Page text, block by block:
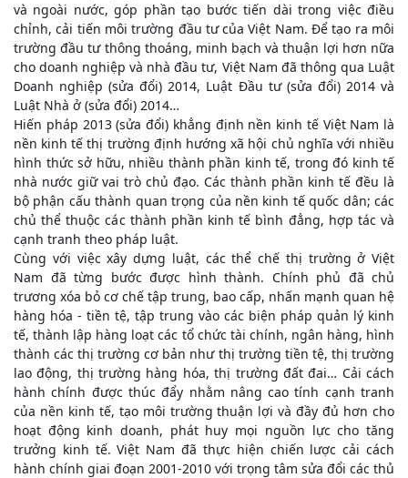
và ngoài nước, góp phần tạo bước tiến dài trong việc điều
chỉnh, cải tiến môi trường đầu tư của Việt Nam. Để tạo ra môi
trường đầu tư thông thoáng, minh bạch và thuận lợi hơn nữa
cho doanh nghiệp và nhà đầu tư, Việt Nam đã thông qua Luật
Doanh nghiệp (sửa đổi) 2014, Luật Đầu tư (sửa đổi) 2014 và
Luật Nhà ở (sửa đổi) 2014…
Hiến pháp 2013 (sửa đổi) khẳng định nền kinh tế Việt Nam là
nền kinh tế thị trường định hướng xã hội chủ nghĩa với nhiều
hình thức sở hữu, nhiều thành phần kinh tế, trong đó kinh tế
nhà nước giữ vai trò chủ đạo. Các thành phần kinh tế đều là
bộ phận cấu thành quan trọng của nền kinh tế quốc dân; các
chủ thể thuộc các thành phần kinh tế bình đẳng, hợp tác và
cạnh tranh theo pháp luật.
Cùng với việc xây dựng luật, các thể chế thị trường ở Việt
Nam đã từng bước được hình thành. Chính phủ đã chủ
trương xóa bỏ cơ chế tập trung, bao cấp, nhấn mạnh quan hệ
hàng hóa - tiền tệ, tập trung vào các biện pháp quản lý kinh
tế, thành lập hàng loạt các tổ chức tài chính, ngân hàng, hình
thành các thị trường cơ bản như thị trường tiền tệ, thị trường
lao động, thị trường hàng hóa, thị trường đất đai… Cải cách
hành chính được thúc đẩy nhằm nâng cao tính cạnh tranh
của nền kinh tế, tạo môi trường thuận lợi và đầy đủ hơn cho
hoạt động kinh doanh, phát huy mọi nguồn lực cho tăng
trưởng kinh tế. Việt Nam đã thực hiện chiến lược cải cách
hành chính giai đoạn 2001-2010 với trọng tâm sửa đổi các thủ